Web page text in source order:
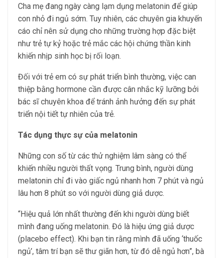
Cha mẹ đang ngày càng lạm dụng melatonin để giúp
con nhỏ đi ngủ sớm. Tuy nhiên, các chuyên gia khuyến
cáo chỉ nên sử dụng cho những trường hợp đặc biệt
như trẻ tự kỷ hoặc trẻ mắc các hội chứng thần kinh
khiến nhịp sinh học bị rối loạn.
Đối với trẻ em có sự phát triển bình thường, việc can
thiệp bằng hormone cần được cân nhắc kỹ lưỡng bởi
bác sĩ chuyên khoa để tránh ảnh hưởng đến sự phát
triển nội tiết tự nhiên của trẻ.
Tác dụng thực sự của melatonin
Những con số từ các thử nghiệm lâm sàng có thể
khiến nhiều người thất vọng. Trung bình, người dùng
melatonin chỉ đi vào giấc ngủ nhanh hơn 7 phút và ngủ
lâu hơn 8 phút so với người dùng giả dược.
“Hiệu quả lớn nhất thường đến khi người dùng biết
mình đang uống melatonin. Đó là hiệu ứng giả dược
(placebo effect). Khi bạn tin rằng mình đã uống ‘thuốc
ngủ’, tâm trí bạn sẽ thư giãn hơn, từ đó dễ ngủ hơn”, bà